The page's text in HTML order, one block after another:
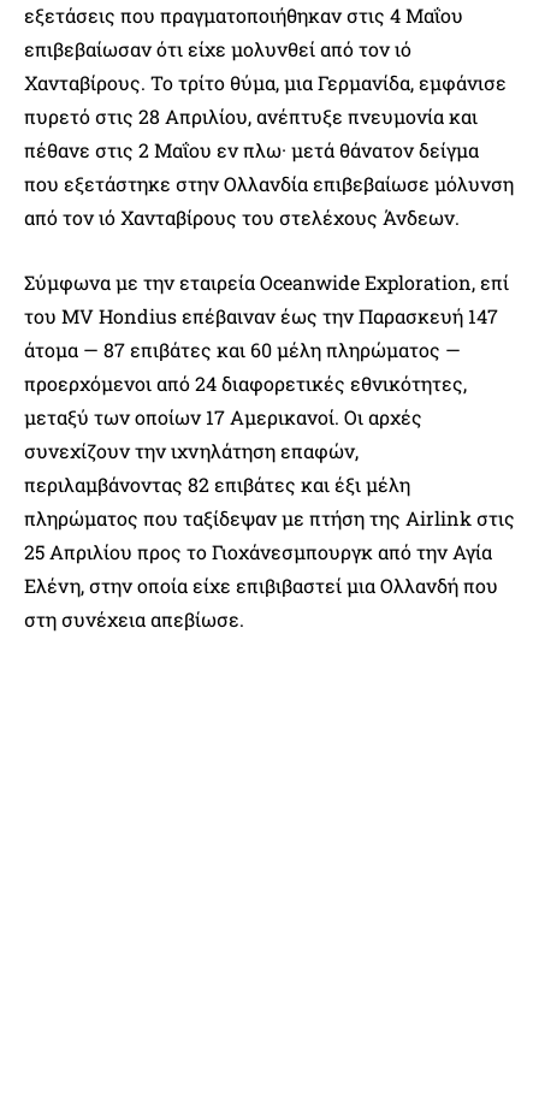
εξετάσεις που πραγματοποιήθηκαν στις 4 Μαΐου
επιβεβαίωσαν ότι είχε μολυνθεί από τον ιό
Χανταβίρους. Το τρίτο θύμα, μια Γερμανίδα, εμφάνισε
πυρετό στις 28 Απριλίου, ανέπτυξε πνευμονία και
πέθανε στις 2 Μαΐου εν πλω· μετά θάνατον δείγμα
που εξετάστηκε στην Ολλανδία επιβεβαίωσε μόλυνση
από τον ιό Χανταβίρους του στελέχους Άνδεων.
Σύμφωνα με την εταιρεία Oceanwide Exploration, επί
του MV Hondius επέβαιναν έως την Παρασκευή 147
άτομα — 87 επιβάτες και 60 μέλη πληρώματος —
προερχόμενοι από 24 διαφορετικές εθνικότητες,
μεταξύ των οποίων 17 Αμερικανοί. Οι αρχές
συνεχίζουν την ιχνηλάτηση επαφών,
περιλαμβάνοντας 82 επιβάτες και έξι μέλη
πληρώματος που ταξίδεψαν με πτήση της Airlink στις
25 Απριλίου προς το Γιοχάνεσμπουργκ από την Αγία
Ελένη, στην οποία είχε επιβιβαστεί μια Ολλανδή που
στη συνέχεια απεβίωσε.